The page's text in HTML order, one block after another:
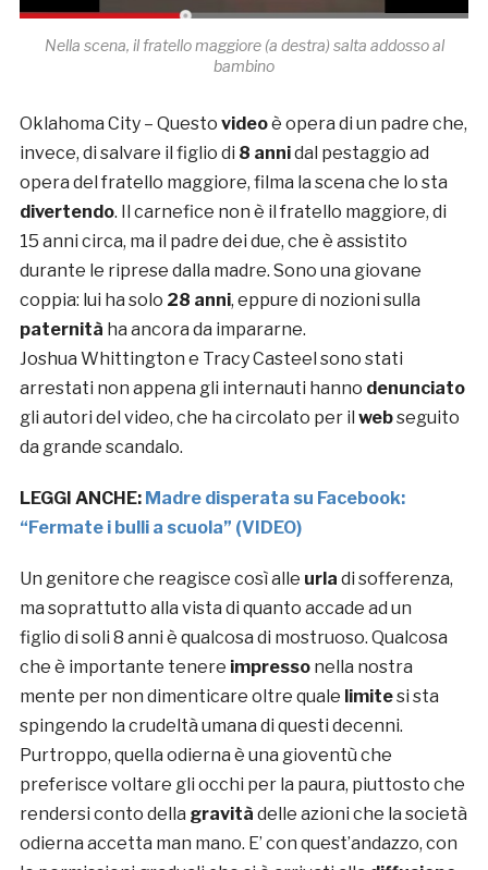
Nella scena, il fratello maggiore (a destra) salta addosso al
bambino
Oklahoma City – Questo videoè opera di un padre che,
invece, di salvare il figlio di 8 annidal pestaggio ad
opera del fratello maggiore, filma la scena che lo sta
divertendo. Il carnefice non è il fratello maggiore, di
15 anni circa, ma il padre dei due, che è assistito
durante le riprese dalla madre. Sono una giovane
coppia: lui ha solo 28 anni, eppure di nozioni sulla
paternità ha ancora da impararne.
Joshua Whittington e Tracy Casteel sono stati
arrestati non appena gli internauti hanno denunciato
gli autori del video, che ha circolato per il webseguito
da grande scandalo.
LEGGI ANCHE: Madre disperata su Facebook:
“Fermate i bulli a scuola” (VIDEO)
Un genitore che reagisce così alle urla di sofferenza,
ma soprattutto alla vista di quanto accade ad un
figlio di soli 8 anni è qualcosa di mostruoso. Qualcosa
che è importante tenere impressonella nostra
mente per non dimenticare oltre quale limitesi sta
spingendo la crudeltà umana di questi decenni.
Purtroppo, quella odierna è una gioventù che
preferisce voltare gli occhi per la paura, piuttosto che
rendersi conto della gravità delle azioni che la società
odierna accetta man mano. E’ con quest’andazzo, con